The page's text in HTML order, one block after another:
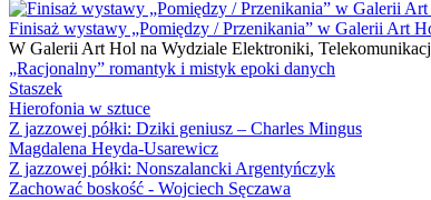
Finisaż wystawy „Pomiędzy / Przenikania” w Galerii Art
W Galerii Art Hol na Wydziale Elektroniki,
„Racjonalny” romantyk i mistyk epoki danych
Staszek
Hierofonia w sztuce
Z jazzowej półki: Dziki geniusz – Charles Mingus
Magdalena Heyda-Usarewicz
Z jazzowej półki: Nonszalancki Argentyńczyk
Zachować boskość - Wojciech Sęczawa